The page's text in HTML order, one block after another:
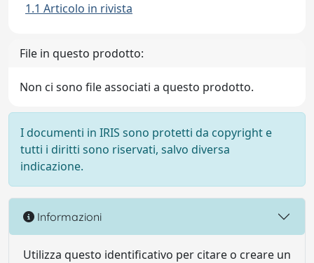
1.1 Articolo in rivista
File in questo prodotto:
Non ci sono file associati a questo prodotto.
I documenti in IRIS sono protetti da copyright e
tutti i diritti sono riservati, salvo diversa
indicazione.
Informazioni
Utilizza questo identificativo per citare o creare un